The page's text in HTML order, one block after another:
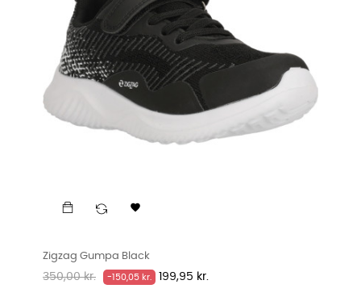

Zigzag Gumpa Black
Normalpris
350,00 kr. -150,05 kr. Pris
199,95 kr.